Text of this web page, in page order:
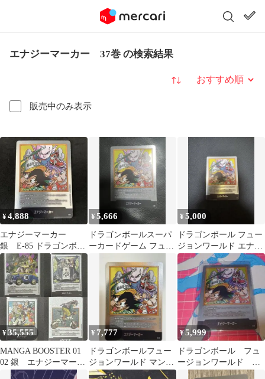
エナジーマーカー 37巻 の検索結果
販売中のみ表示
並び替え
¥4,888
エナジーマーカー
銀 E-85 ドラゴンボー
ル37巻表紙
¥5,666
ドラゴンボールスーパ
ーカードゲーム フュー
ーマーカー
¥5,000
ドラゴンボール フュー
ジョンワールド エナジ
ーマーカー E-85
¥35,555
MANGA BOOSTER 01
02 銀 エナジーマーカ
ー 4種
¥ 7,777
ドラゴンボールフュー
ジョンワールド マンガ
ブースター エナジーマ
¥5,999
ドラゴンボール フュ
ージョンワールド エ
ナジーマーカー 37